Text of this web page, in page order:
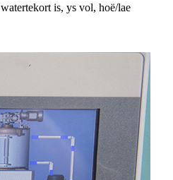
is, ys vol, hoë/lae